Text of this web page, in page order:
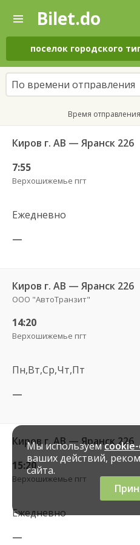
—
Поиск
и
покупка
билетов
на
автобус
онлайн
Bilet.do
поселок городского
По времени отправления
Время
Киров г. АВ — Яранск 226
7:55
Верхошижемье пгт
Ежедневно
—
Киров г. АВ — Яранск 226
ООО "АвтоТранзит"
14:20
Верхошижемье пгт
Пн,Вт,Ср,Чт,Пт
—
Киров г. АВ — Яранск 226
15:20
Верхошижемье пгт
Ежедневно
—
Мы используем
ваших действий,
сайта.